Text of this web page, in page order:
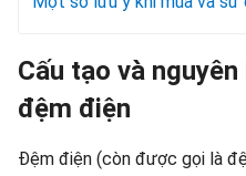
Cấu tạo và
đệm điện
Đệm điện (còn được gọi là